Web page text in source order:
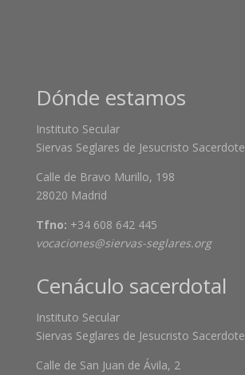
Dónde estamos
Instituto Secular
Siervas Seglares de Jesucristo Sacerdote
Calle de Bravo Murillo, 198
28020 Madrid
Tfno: +34 608 642 445
vocaciones@siervas-seglares.org
Cenáculo sacerdotal
Instituto Secular
Siervas Seglares de Jesucristo Sacerdote
Calle de San Juan de Ávila, 2